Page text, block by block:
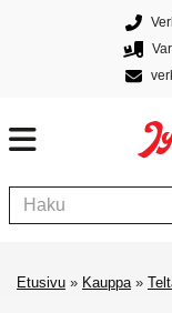
Etusivu » Kauppa»